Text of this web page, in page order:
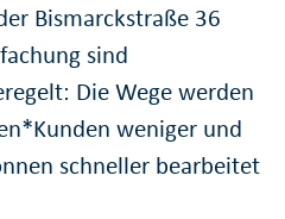
Bismarckstraße 36
sind
Die Wege werden
weniger und
schneller bearbeitet